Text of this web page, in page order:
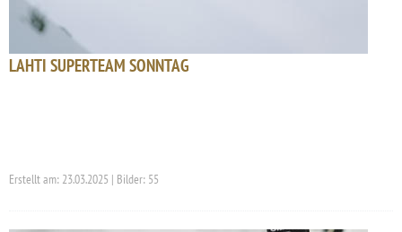
LAHTI SUPERTEAM SONNTAG
Erstellt am: 23.03.2025 | Bilder: 55